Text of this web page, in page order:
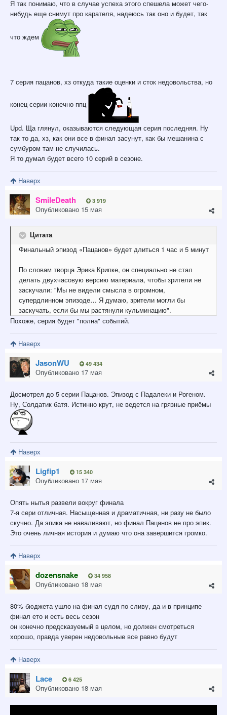
Я так понимаю, что в случае успеха этого спешела может чего-
нибудь еще снимут про карателя, надеюсь так оно и будет, так
что ждем
7 серия пацанов, хз откуда такие оценки и сток недовольства, но
конец серии конечно ппц
Upd. Ща глянул, оказываются следующая серия последняя. Ну
так то да, хз, как они все в финал засунут, как бы мешанина с
сумбуром там не случилась.
Я то думал будет всего 10 серий в сезоне.
Наверх
SmilеDeath 3 919
Опубликовано 15 мая
Цитата
Финальный эпизод «Пацанов» будет длиться 1 час и 5 минут
По словам творца Эрика Крипке, он специально не стал
делать двухчасовую версию материала, чтобы зрители не
заскучали: "Мы не видели смысла в огромном,
супердлинном эпизоде… Я думаю, зрители могли бы
заскучать, если бы мы растянули кульминацию".
Похоже, серия будет "полна" событий.
Наверх
JasonWU 49 434
Опубликовано 17 мая
Досмотрел до 5 серии Пацанов. Эпизод с Падалеки и Рогеном.
Ну, Солдатик батя. Истинно крут, не ведется на грязные приёмы
Наверх
Ligfip1 15 340
Опубликовано 17 мая
Опять нытья развели вокруг финала
7-я сери отличная. Насыщенная и драматичная, ни разу не было
скучно. Да эпика не наваливают, но финал Пацанов не про эпик.
Это очень личная история и думаю что она завершится громко.
Наверх
dozensnake 34 958
Опубликовано 18 мая
80% бюджета ушло на финал судя по сливу, да и в принципе
финал ето и есть весь сезон
он конечно предсказуемый в целом, но должен смотреться
хорошо, правда уверен недовольные все равно будут
Наверх
Lace 6 425
Опубликовано 18 мая